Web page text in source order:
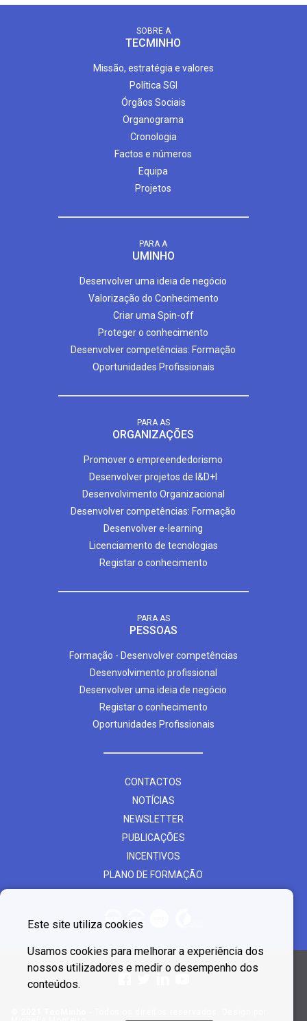
SOBRE A
TECMINHO
Missão, estratégia e valores
Política SGI
Órgãos Sociais
Organograma
Cronologia
Factos e números
Equipa
Projetos
PARA A
UMINHO
Desenvolver uma ideia de negócio
Valorização do Conhecimento
Criar uma Spin-off
Proteger o conhecimento
Desenvolver competências: Formação
Oportunidades Profissionais
PARA AS
ORGANIZAÇÕES
Promover o empreendedorismo
Desenvolver projetos de I&D+I
Desenvolvimento Organizacional
Desenvolver competências: Formação
Desenvolver e-learning
Licenciamento de tecnologias
Registar o conhecimento
PARA AS
PESSOAS
Formação - Desenvolver competências
Desenvolvimento profissional
Desenvolver uma ideia de negócio
Registar o conhecimento
Oportunidades Profissionais
CONTACTOS
NOTÍCIAS
NEWSLETTER
PUBLICAÇÕES
INCENTIVOS
PLANO DE FORMAÇÃO
Este site utiliza cookies
Usamos cookies para melhorar a experiência dos
nossos utilizadores e medir o desempenho dos
conteúdos.